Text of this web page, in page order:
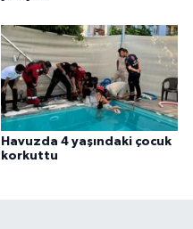
Havuzda 4 yaşındaki çocuk
korkuttu